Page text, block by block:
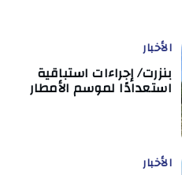
الأخبار
بنزرت/ إجراءات استباقية
استعدادًا لموسم الأمطار
الأخبار